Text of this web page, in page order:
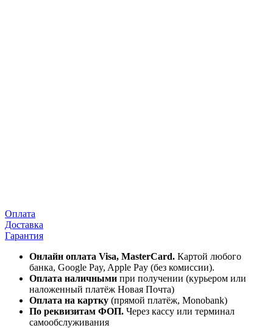
Оплата
Доставка
Гарантия
Онлайн оплата Visa, MasterCard. Картой любого
банка, Google Pay, Apple Pay (без комиссии).
Оплата наличными при получении (курьером или
наложенный платёж Новая Почта)
Оплата на картку (прямой платёж, Monobank)
По реквизитам ФОП. Через кассу или терминал
самообслуживания